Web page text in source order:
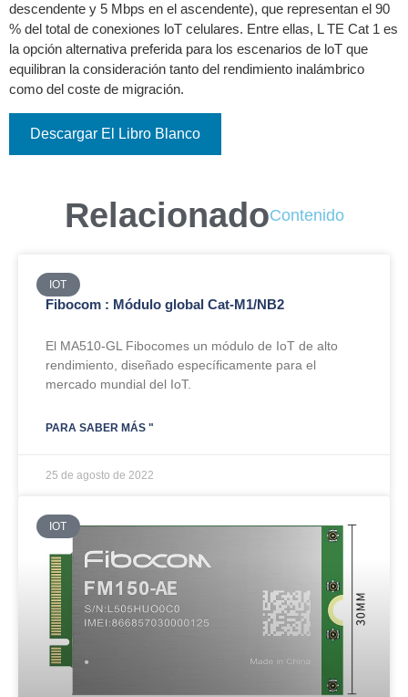
descendente y 5 Mbps en el ascendente), que representan el 90
% del total de conexiones loT celulares. Entre ellas, L TE Cat 1 es
la opción alternativa preferida para los escenarios de loT que
equilibran la consideración tanto del rendimiento inalámbrico
como del coste de migración.
Descargar El Libro Blanco
RelacionadoContenido
IOT
Fibocom : Módulo global Cat-M1/NB2
El MA510-GL Fibocomes un módulo de IoT de alto
rendimiento, diseñado específicamente para el
mercado mundial del IoT.
PARA SABER MÁS "
25 de agosto de 2022
IOT